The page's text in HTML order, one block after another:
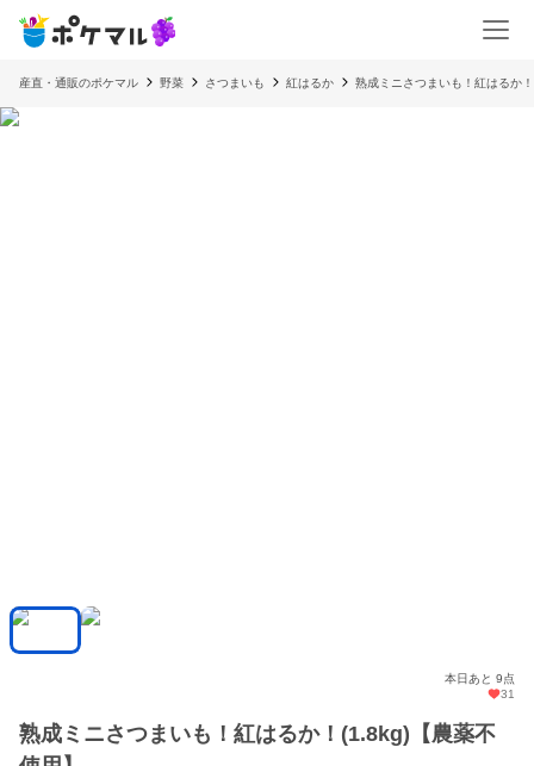
産直・通販のポケマル 野菜 さつまいも 紅はるか 熟成ミニさつまいも！紅はるか
本日あと 9点
31
熟成ミニさつまいも！紅はるか！(1.8kg)【農薬不